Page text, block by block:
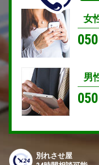
女
男
別れさせ屋